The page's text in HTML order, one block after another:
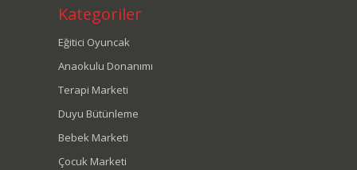
Kategoriler
Eğitici Oyuncak
Anaokulu Donanımı
Terapi Marketi
Duyu Bütünleme
Bebek Marketi
Çocuk Marketi